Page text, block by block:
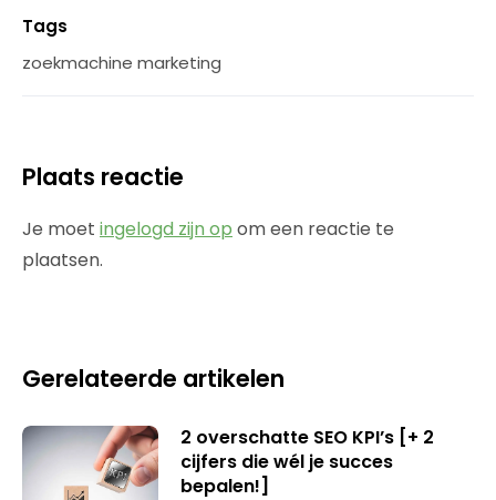
Tags
zoekmachine marketing
Plaats reactie
Je moet ingelogd zijn op om een reactie te
plaatsen.
Gerelateerde artikelen
2 overschatte SEO KPI’s [+ 2
cijfers die wél je succes
bepalen!]